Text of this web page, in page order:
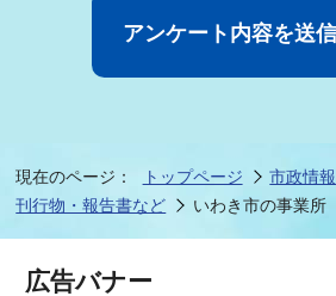
現在のページ： トップページ 市政情報
刊行物・報告書など
いわき市の事業所
広告バナー